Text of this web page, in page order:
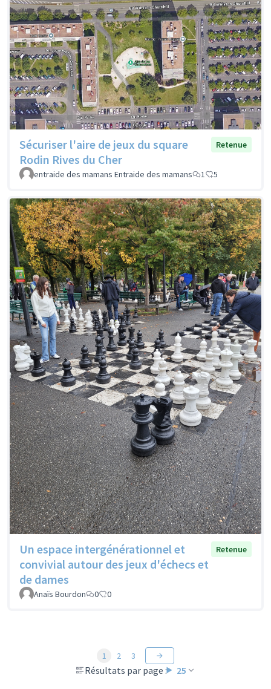
Sécuriser l'aire de jeux du square
Rodin Rives du Cher
Retenue
entraide des mamans Entraide des mamans 1 5
Un espace intergénérationnel et
convivial autour des jeux d'échecs et
de dames
Retenue
Anaïs Bourdon 0 0
Résultats par page : 25
1 2 3